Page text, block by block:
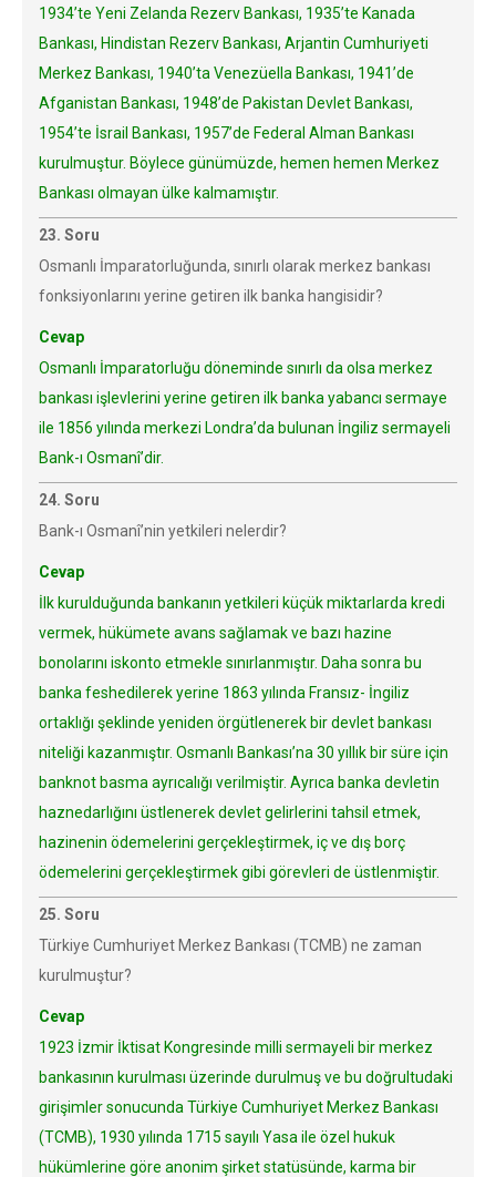
1934’te Yeni Zelanda Rezerv Bankası, 1935’te Kanada
Bankası, Hindistan Rezerv Bankası, Arjantin Cumhuriyeti
Merkez Bankası, 1940’ta Venezüella Bankası, 1941’de
Afganistan Bankası, 1948’de Pakistan Devlet Bankası,
1954’te İsrail Bankası, 1957’de Federal Alman Bankası
kurulmuştur. Böylece günümüzde, hemen hemen Merkez
Bankası olmayan ülke kalmamıştır.
23. Soru
Osmanlı İmparatorluğunda, sınırlı olarak merkez bankası
fonksiyonlarını yerine getiren ilk banka hangisidir?
Cevap
Osmanlı İmparatorluğu döneminde sınırlı da olsa merkez
bankası işlevlerini yerine getiren ilk banka yabancı sermaye
ile 1856 yılında merkezi Londra’da bulunan İngiliz sermayeli
Bank-ı Osmanî’dir.
24. Soru
Bank-ı Osmanî’nin yetkileri nelerdir?
Cevap
İlk kurulduğunda bankanın yetkileri küçük miktarlarda kredi
vermek, hükümete avans sağlamak ve bazı hazine
bonolarını iskonto etmekle sınırlanmıştır. Daha sonra bu
banka feshedilerek yerine 1863 yılında Fransız- İngiliz
ortaklığı şeklinde yeniden örgütlenerek bir devlet bankası
niteliği kazanmıştır. Osmanlı Bankası’na 30 yıllık bir süre için
banknot basma ayrıcalığı verilmiştir. Ayrıca banka devletin
haznedarlığını üstlenerek devlet gelirlerini tahsil etmek,
hazinenin ödemelerini gerçekleştirmek, iç ve dış borç
ödemelerini gerçekleştirmek gibi görevleri de üstlenmiştir.
25. Soru
Türkiye Cumhuriyet Merkez Bankası (TCMB) ne zaman
kurulmuştur?
Cevap
1923 İzmir İktisat Kongresinde milli sermayeli bir merkez
bankasının kurulması üzerinde durulmuş ve bu doğrultudaki
girişimler sonucunda Türkiye Cumhuriyet Merkez Bankası
(TCMB), 1930 yılında 1715 sayılı Yasa ile özel hukuk
hükümlerine göre anonim şirket statüsünde, karma bir